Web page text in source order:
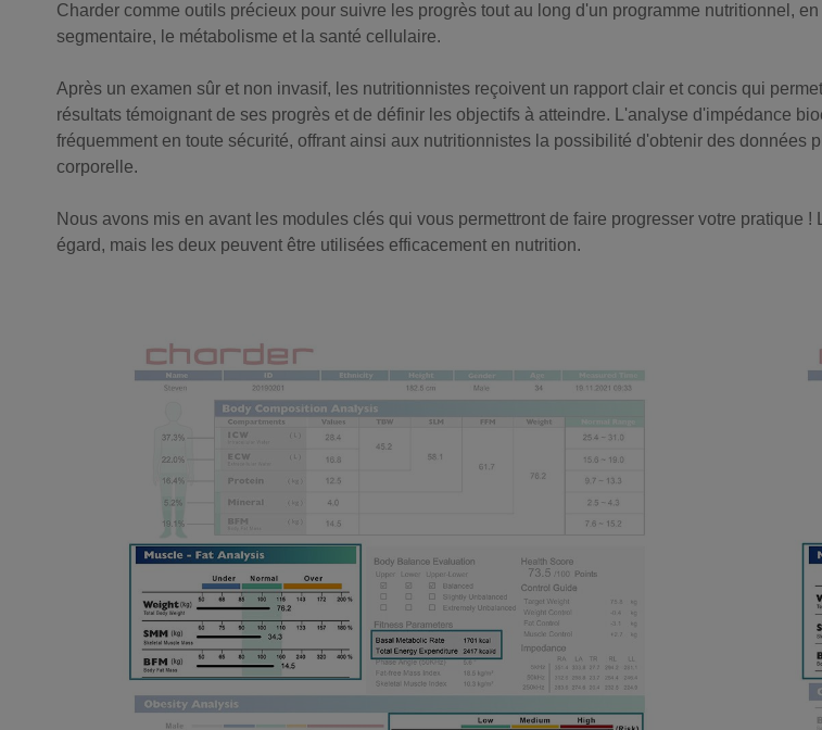
Charder comme outils précieux pour suivre les progrès tout au long d'un programme nutritionnel,
segmentaire, le métabolisme et la santé cellulaire.
Après un examen sûr et non invasif, les nutritionnistes reçoivent un rapport clair et concis qui
résultats témoignant de ses progrès et de définir les objectifs à atteindre. L'analyse d'impédance
fréquemment en toute sécurité, offrant ainsi aux nutritionnistes la possibilité d'obtenir des
corporelle.
Nous avons mis en avant les modules clés qui vous permettront de faire progresser votre pratique
égard, mais les deux peuvent être utilisées efficacement en nutrition.